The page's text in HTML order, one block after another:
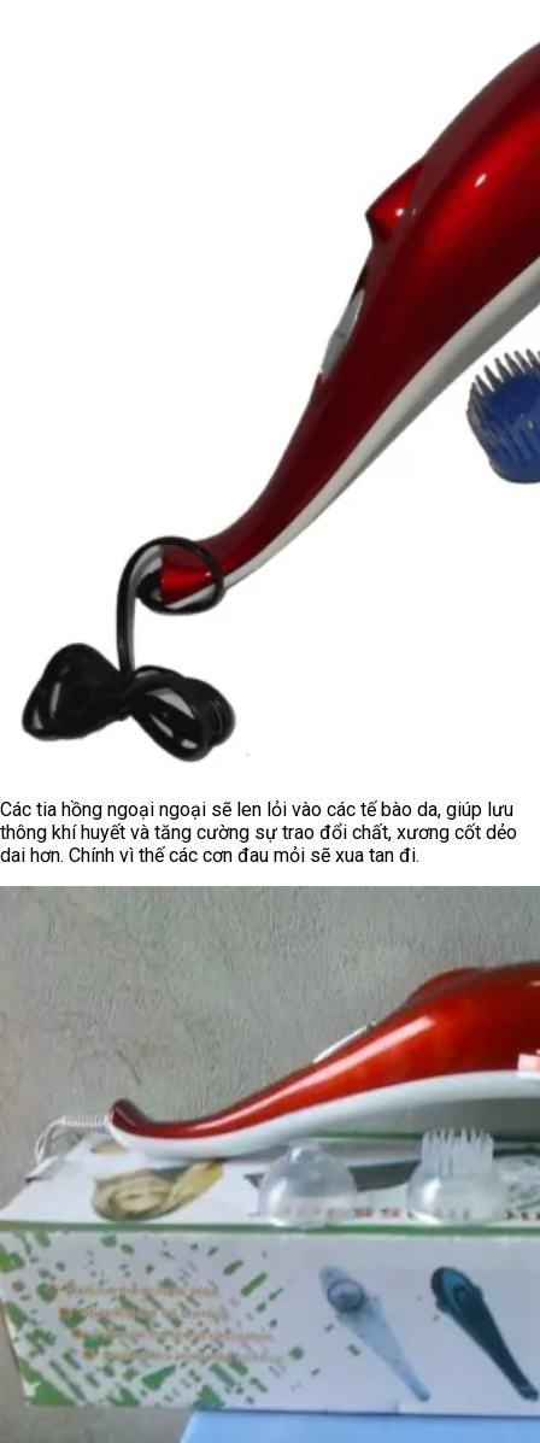
Các tia hồng ngoại ngoại sẽ len lỏi vào các tế bào da, giúp lưu
thông khí huyết và tăng cường sự trao đổi chất, xương cốt dẻo
dai hơn. Chính vì thế các cơn đau mỏi sẽ xua tan đi.